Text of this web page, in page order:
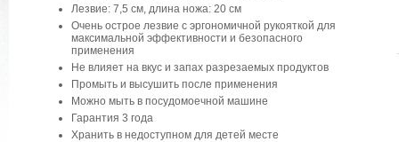
Лезвие: 7,5 см, длина ножа: 20 см
Очень острое лезвие с эргономичной рукояткой для
максимальной эффективности и безопасного
применения
Не влияет на вкус и запах разрезаемых продуктов
Промыть и высушить после применения
Можно мыть в посудомоечной машине
Гарантия 3 года
Хранить в недоступном для детей месте